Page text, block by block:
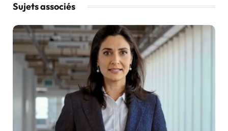
Sujets associés